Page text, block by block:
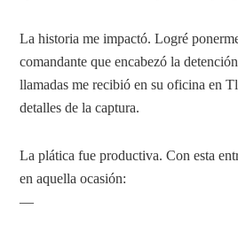
La historia me impactó. Logré
comandante que encabezó la
llamadas me recibió en su oficina en
detalles de la captura.
La plática fue productiva. Con esta
en aquella ocasión:
—